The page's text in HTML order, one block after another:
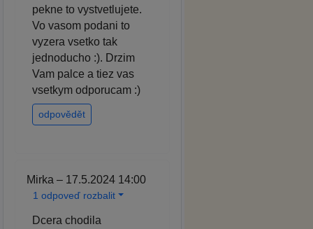
pekne to vystvetlujete.
Vo vasom podani to
vyzera vsetko tak
jednoducho :). Drzim
Vam palce a tiez vas
vsetkym odporucam :)
odpovědět
Mirka – 17.5.2024 14:00
1 odpoveď rozbalit
Dcera chodila